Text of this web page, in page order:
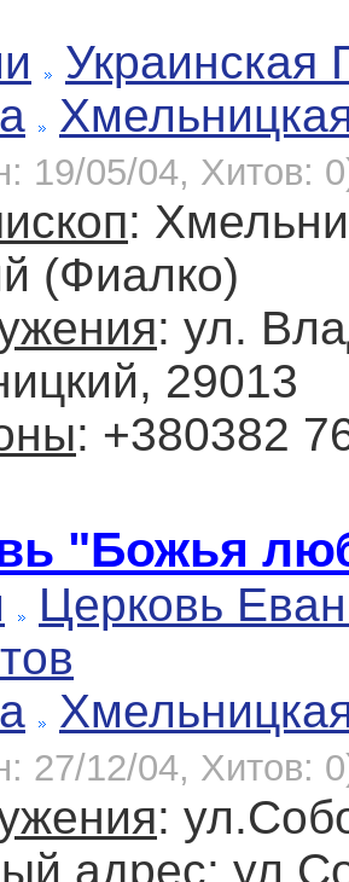
Украинская
19/05/04, Хитов:
:
(Фиалко)
: ул.
29013
: +380382
"Божья
Церковь
27/12/04, Хитов:
:
адрес: